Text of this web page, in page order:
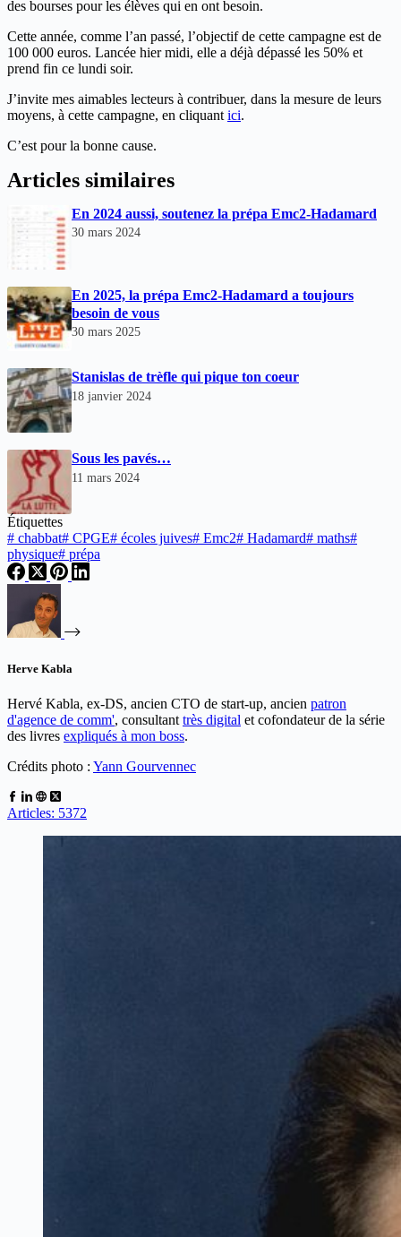
des bourses pour les élèves qui en ont besoin.
Cette année, comme l’an passé, l’objectif de cette campagne est de
100 000 euros. Lancée hier midi, elle a déjà dépassé les 50% et
prend fin ce lundi soir.
J’invite mes aimables lecteurs à contribuer, dans la mesure de leurs
moyens, à cette campagne, en cliquant ici.
C’est pour la bonne cause.
Articles similaires
En 2024 aussi, soutenez la prépa Emc2-Hadamard
30 mars 2024
En 2025, la prépa Emc2-Hadamard a toujours
besoin de vous
30 mars 2025
Stanislas de trèfle qui pique ton coeur
18 janvier 2024
Sous les pavés…
11 mars 2024
Étiquettes
# chabbat# CPGE# écoles juives# Emc2# Hadamard# maths#
physique# prépa
Herve Kabla
Hervé Kabla, ex-DS, ancien CTO de start-up, ancien patron
d'agence de comm', consultant très digital et cofondateur de la série
des livres expliqués à mon boss.
Crédits photo : Yann Gourvennec
Articles: 5372